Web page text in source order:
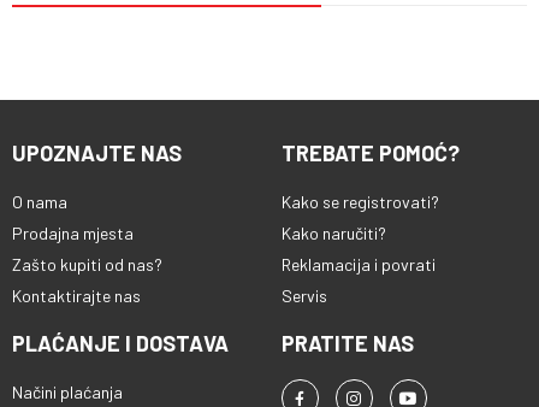
UPOZNAJTE NAS
O nama
Prodajna mjesta
Zašto kupiti od nas?
Kontaktirajte nas
TREBATE POMOĆ?
Kako se registrovati?
Kako naručiti?
Reklamacija i povrati
Servis
PLAĆANJE I DOSTAVA
Načini plaćanja
PRATITE NAS